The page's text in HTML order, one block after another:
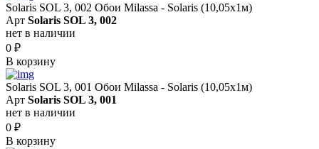
Solaris SOL 3, 002 Обои Milassa - Solaris (10,05х1м)
Арт Solaris SOL 3, 002
нет в наличии
0 ₽
В корзину
Solaris SOL 3, 001 Обои Milassa - Solaris (10,05х1м)
Арт Solaris SOL 3, 001
нет в наличии
0 ₽
В корзину